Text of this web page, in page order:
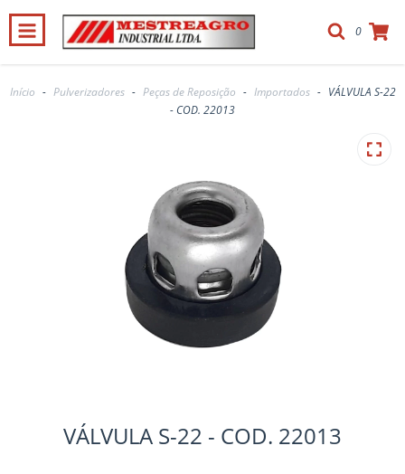
0
Início - Pulverizadores - Peças de Reposição - Importados - VÁLVULA S-22
- COD. 22013
VÁLVULA S-22 - COD. 22013